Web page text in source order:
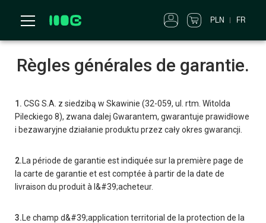
PLN FR
Règles générales de garantie.
1. CSG S.A. z siedzibą w Skawinie (32-059, ul. rtm. Witolda
Pileckiego 8), zwana dalej Gwarantem, gwarantuje prawidłowe
i bezawaryjne działanie produktu przez cały okres gwarancji.
2. La période de garantie est indiquée sur la première page de
la carte de garantie et est comptée à partir de la date de
livraison du produit à l&#39;acheteur.
3. Le champ d&#39;application territorial de la protection de la